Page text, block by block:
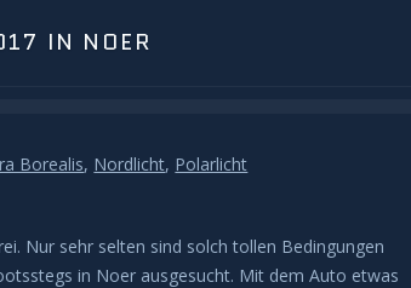
IN NOER
Borealis, Nordlicht, Polarlicht
Nur sehr selten sind solch tollen Bedingungen
in Noer ausgesucht. Mit dem Auto etwas